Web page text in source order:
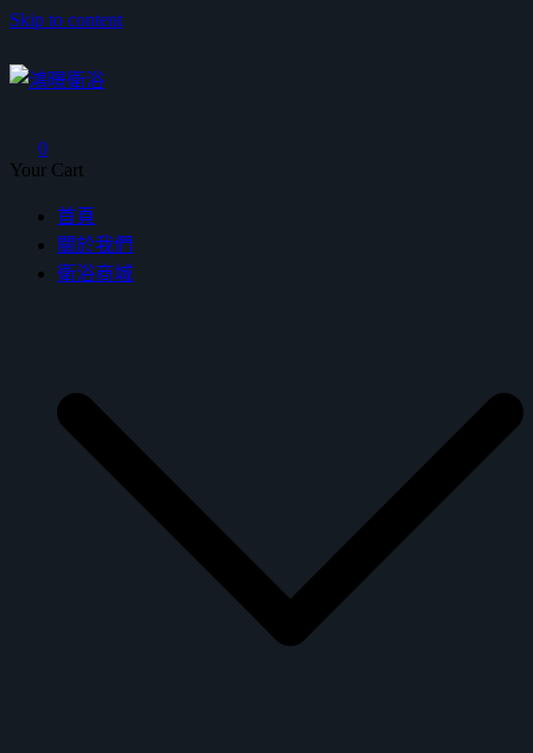
Skip to content
0
Your Cart
首頁
關於我們
衛浴商城